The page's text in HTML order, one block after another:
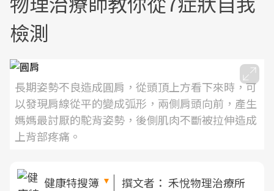
檢測
長期姿勢不良造成圓肩，從頭頂上方看下來時，可
以發現肩線從平的變成弧形，兩側肩頭向前，產生
媽媽最討厭的駝背姿勢，後側肌肉不斷被拉伸造成
上背部疼痛。
健康特搜簿 撰文者： 禾悅物理治療所